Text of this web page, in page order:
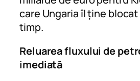
care Ungaria îl ține
timp.
Reluarea fluxului de
imediată